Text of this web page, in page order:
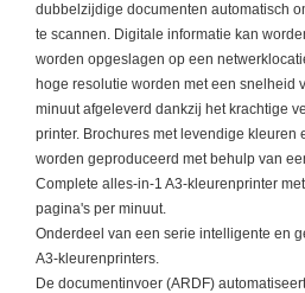
dubbelzijdige documenten automatisch
te scannen. Digitale informatie kan
worden opgeslagen op een
hoge resolutie worden met een snelheid
minuut afgeleverd dankzij het krachtige
printer. Brochures met levendige kleuren
worden geproduceerd met behulp van
Complete alles-in-1 A3-kleurenprinter
pagina's per minuut.
Onderdeel van een serie intelligente en
A3-kleurenprinters.
De documentinvoer (ARDF)